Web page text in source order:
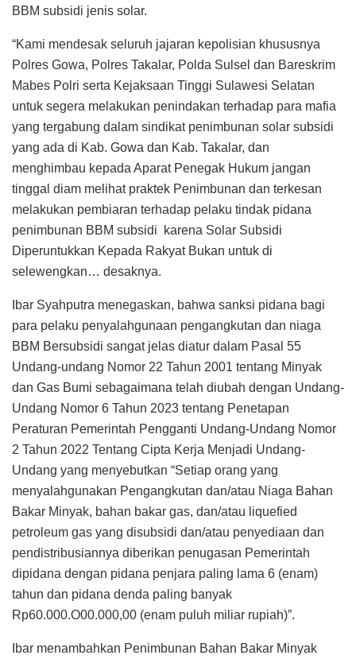
BBM subsidi jenis solar.
“Kami mendesak seluruh jajaran kepolisian khususnya
Polres Gowa, Polres Takalar, Polda Sulsel dan Bareskrim
Mabes Polri serta Kejaksaan Tinggi Sulawesi Selatan
untuk segera melakukan penindakan terhadap para mafia
yang tergabung dalam sindikat penimbunan solar subsidi
yang ada di Kab. Gowa dan Kab. Takalar, dan
menghimbau kepada Aparat Penegak Hukum jangan
tinggal diam melihat praktek Penimbunan dan terkesan
melakukan pembiaran terhadap pelaku tindak pidana
penimbunan BBM subsidi karena Solar Subsidi
Diperuntukkan Kepada Rakyat Bukan untuk di
selewengkan… desaknya.
Ibar Syahputra menegaskan, bahwa sanksi pidana bagi
para pelaku penyalahgunaan pengangkutan dan niaga
BBM Bersubsidi sangat jelas diatur dalam Pasal 55
Undang-undang Nomor 22 Tahun 2001 tentang Minyak
dan Gas Bumi sebagaimana telah diubah dengan Undang-
Undang Nomor 6 Tahun 2023 tentang Penetapan
Peraturan Pemerintah Pengganti Undang-Undang Nomor
2 Tahun 2022 Tentang Cipta Kerja Menjadi Undang-
Undang yang menyebutkan “Setiap orang yang
menyalahgunakan Pengangkutan dan/atau Niaga Bahan
Bakar Minyak, bahan bakar gas, dan/atau liquefied
petroleum gas yang disubsidi dan/atau penyediaan dan
pendistribusiannya diberikan penugasan Pemerintah
dipidana dengan pidana penjara paling lama 6 (enam)
tahun dan pidana denda paling banyak
Rp60.000.O00.000,00 (enam puluh miliar rupiah)”.
Ibar menambahkan Penimbunan Bahan Bakar Minyak